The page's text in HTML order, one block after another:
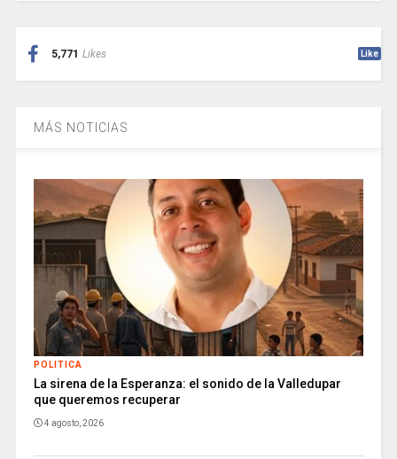
5,771 Likes Like
MÁS NOTICIAS
POLITICA
La sirena de la Esperanza: el sonido de la Valledupar
que queremos recuperar
4 agosto, 2026